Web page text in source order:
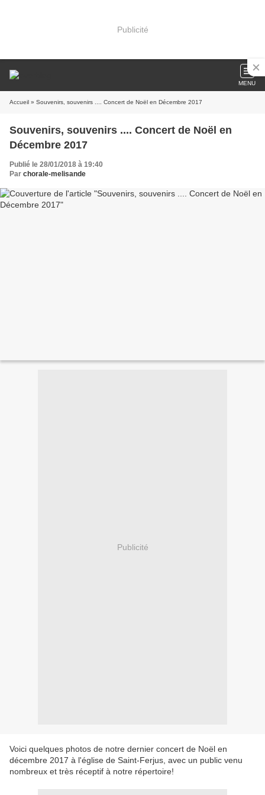
Publicité
MENU
Accueil » Souvenirs, souvenirs .... Concert de Noël en Décembre 2017
Souvenirs, souvenirs .... Concert de Noël en
Décembre 2017
Publié le 28/01/2018 à 19:40
Par chorale-melisande
Publicité
Voici quelques photos de notre dernier concert de Noël en
décembre 2017 à l'église de Saint-Ferjus, avec un public venu
nombreux et très réceptif à notre répertoire!